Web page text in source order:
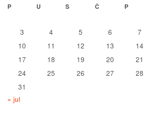
P
U S Č P
3
4 5 6 7
10
11 12 13 14
17
18 19 20 21
24
25 26 27 28
31
« jul